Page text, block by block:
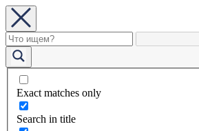
Exact matches only
Search in title